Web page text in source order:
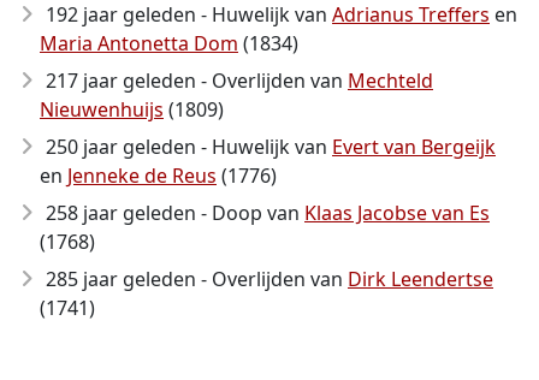
192 jaar geleden - Huwelijk van Adrianus Treffers en
Maria Antonetta Dom (1834)
217 jaar geleden - Overlijden van Mechteld
Nieuwenhuijs (1809)
250 jaar geleden - Huwelijk van Evert van Bergeijk
en Jenneke de Reus (1776)
258 jaar geleden - Doop van Klaas Jacobse van Es
(1768)
285 jaar geleden - Overlijden van Dirk Leendertse
(1741)